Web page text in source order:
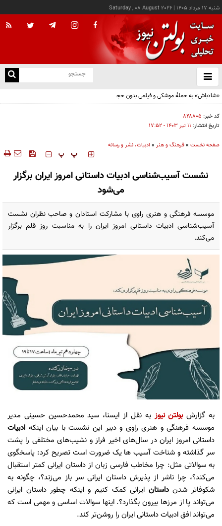
شنبه ۱۷ مرداد ۱۴۰۵ |
Saturday , 08 August 2026
باز
و
«شادباش» به حملۀ موشکی و فیلمی بدون حجاب؛ روایت تناقض‌های محسن قرایی
کد خبر: ۸۴۸۸۰۵
تاریخ انتشار: ۱۱ تير ۱۴۰۳ - ۱۷:۵۲
صفحه نخست »فرهنگ و هنر » ادبیات، نشر و رسانه
‍‍‍ پ پ
نشست آسیب‌شناسی ادبیات داستانی امروز ایران برگزار
می‌شود
موسسه فرهنگی و هنری راوی با مشارکت استادان و صاحب نظران نشست
آسیب‌شناسی ادبیات داستانی امروز ایران را به مناسبت روز قلم برگزار
می‌کند.
به گزارش بولتن نیوز به نقل از ایسنا، سید محمدحسین حسینی مدیر
موسسه فرهنگی و هنری راوی و دبیر این نشست با بیان اینکه ادبیات
داستانی امروز ایران در سال‌های اخیر فراز و نشیب‌های مختلفی را پشت
سر گذاشته و شناخت آسیب ها یک ضرورت است تصریح کرد: پاسخگوی
به سوالاتی مثل: چرا مخاطب فارسی زبان از داستان ایرانی کمتر استقبال
می‌کند؟، چرا ناشر از پذیرش داستان ایرانی سر باز می‌زند؟، چگونه به
شکوفاتر شدنداستان ایرانی کمک کنیم و اینکه چطور داستان ایرانی
می‌تواند پا از مرزها بیرون بگذارد؟. اینها سوالات اساسی و مهمی است که
می‌تواند افق ادبیات داستانی ایران را روشن‌تر کند.